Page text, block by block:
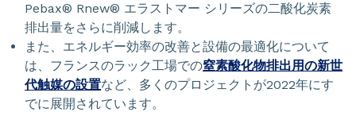
Pebax® Rnew® エラストマー シリーズの二酸化炭素
排出量をさらに削減します。
また、エネルギー効率の改善と設備の最適化について
は、フランスのラック工場での窒素酸化物排出用の新世
代触媒の設置など、多くのプロジェクトが2022年にす
でに展開されています。